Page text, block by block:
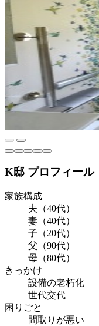
K邸 プロフィール
家族構成
夫（40代）
妻（40代）
子（20代）
父（90代）
母（80代）
きっかけ
設備の老朽化
世代交代
困りごと
間取りが悪い